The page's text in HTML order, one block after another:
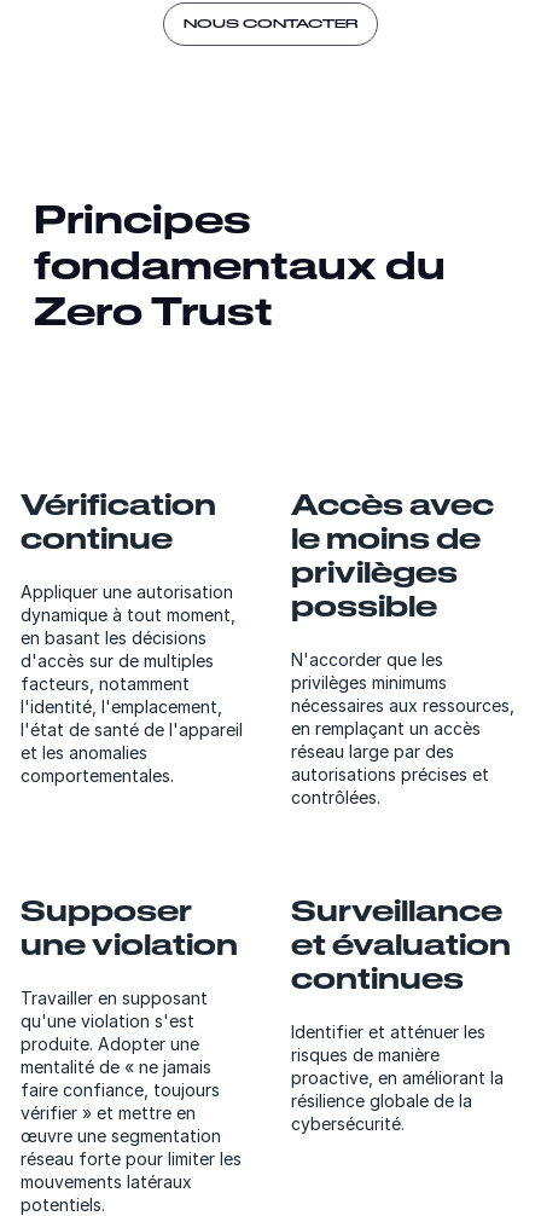
NOUS CONTACTER
Principes
fondamentaux du
Zero Trust
Vérification
continue
Appliquer une autorisation
dynamique à tout moment,
en basant les décisions
d'accès sur de multiples
facteurs, notamment
l'identité, l'emplacement,
l'état de santé de l'appareil
et les anomalies
comportementales.
Accès avec
le moins de
privilèges
possible
N'accorder que les
privilèges minimums
nécessaires aux ressources,
en remplaçant un accès
réseau large par des
autorisations précises et
contrôlées.
Supposer
une violation
Travailler en supposant
qu'une violation s'est
produite. Adopter une
mentalité de « ne jamais
faire confiance, toujours
vérifier » et mettre en
œuvre une segmentation
réseau forte pour limiter les
mouvements latéraux
potentiels.
Surveillance
et évaluation
continues
Identifier et atténuer les
risques de manière
proactive, en améliorant la
résilience globale de la
cybersécurité.